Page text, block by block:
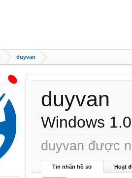
duyvan
duyvan
Windows 1.0
duyvan được
Tin nhắn hồ sơ Hoạt